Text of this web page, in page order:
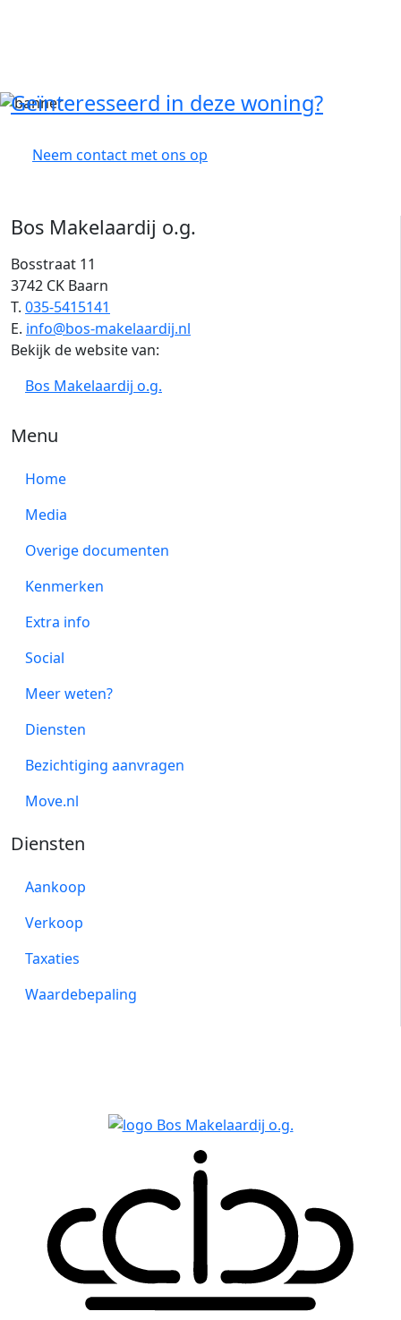
Geïnteresseerd in deze woning?
Neem contact met ons op
Bos Makelaardij o.g.
Bosstraat 11
3742 CK Baarn
T. 035-5415141
E. info@bos-makelaardij.nl
Bekijk de website van:
Bos Makelaardij o.g.
Menu
Home
Media
Overige documenten
Kenmerken
Extra info
Social
Meer weten?
Diensten
Bezichtiging aanvragen
Move.nl
Diensten
Aankoop
Verkoop
Taxaties
Waardebepaling